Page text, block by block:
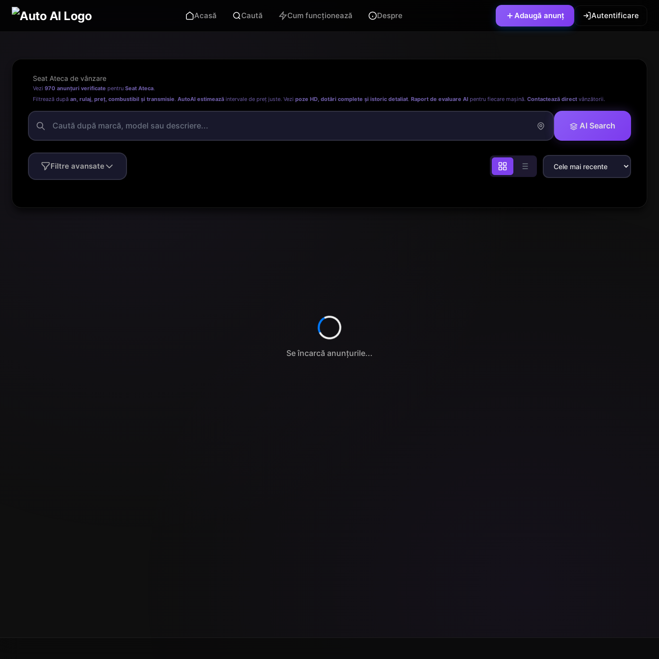
Acasă Caută Cum funcționează Despre Adaugă anunț Autentificare
Seat Ateca de vânzare
Vezi 970 anunțuri verificate pentru Seat Ateca.
Filtrează după an, rulaj, preț, combustibil și transmisie. AutoAI estimează intervale de preț juste. Vezi poze HD, dotări complete și istoric detaliat. Raport de evaluare AI pentru fiecare mașină. Contactează direct vânzătorii.
AI Search
Filtre avansate
Se încarcă anunțurile...